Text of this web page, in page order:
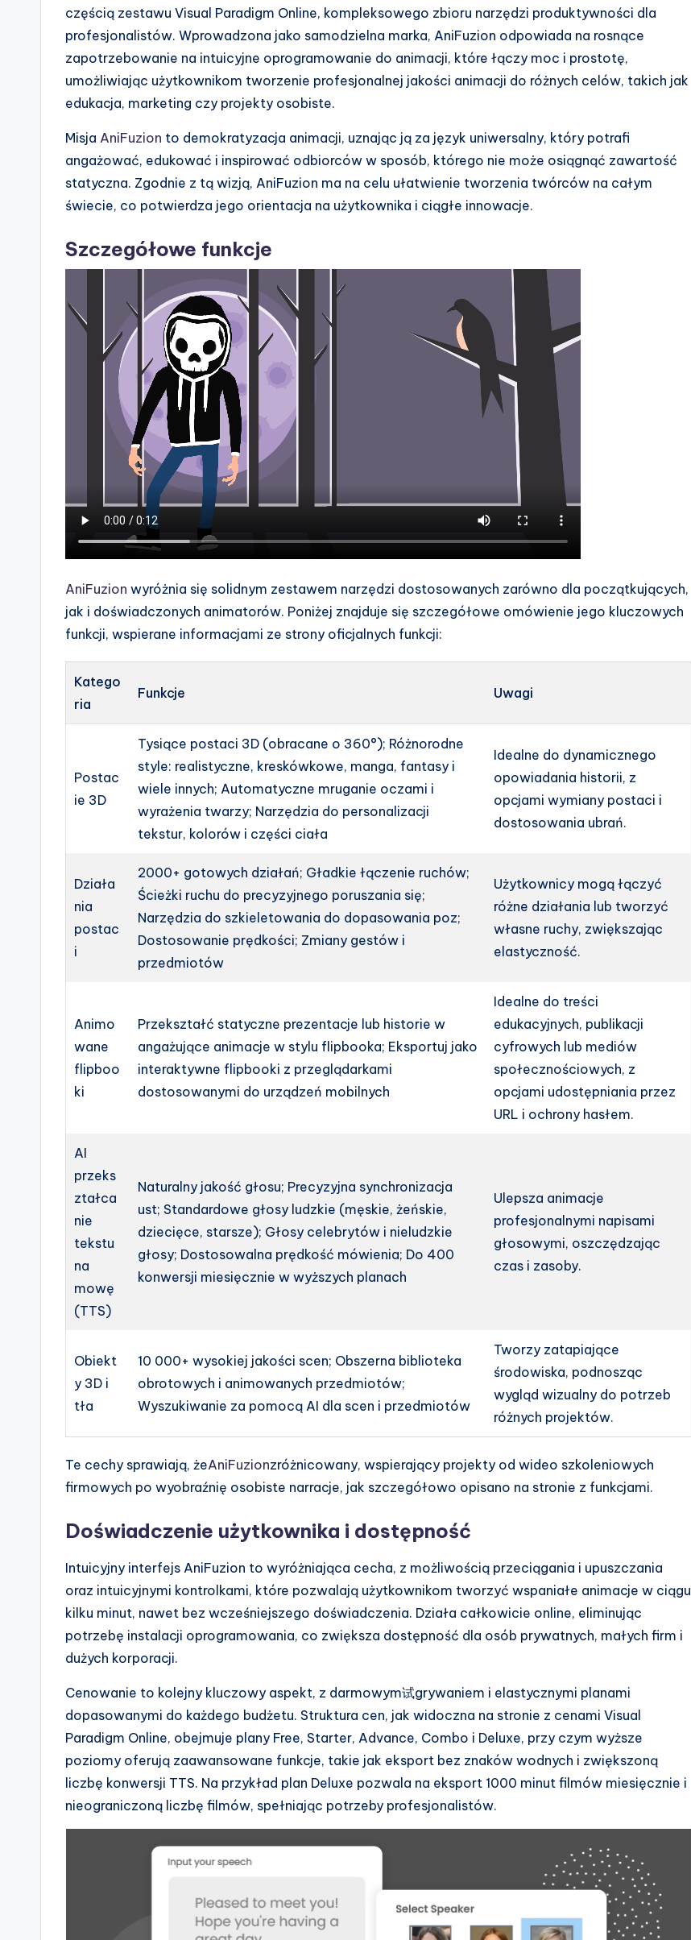
tr
częścią zestawu Visual Paradigm Online, kompleksowego zbioru narzędzi produktywności dla
profesjonalistów. Wprowadzona jako samodzielna marka, AniFuzion odpowiada na rosnące
zapotrzebowanie na intuicyjne oprogramowanie do animacji, które łączy moc i prostotę,
umożliwiając użytkownikom tworzenie profesjonalnej jakości animacji do różnych celów, takich jak
edukacja, marketing czy projekty osobiste.
Misja AniFuzion to demokratyzacja animacji, uznając ją za język uniwersalny, który potrafi
angażować, edukować i inspirować odbiorców w sposób, którego nie może osiągnąć zawartość
statyczna. Zgodnie z tą wizją, AniFuzion ma na celu ułatwienie tworzenia twórców na całym
świecie, co potwierdza jego orientacja na użytkownika i ciągłe innowacje.
Szczegółowe funkcje
AniFuzion wyróżnia się solidnym zestawem narzędzi dostosowanych zarówno dla początkujących,
jak i doświadczonych animatorów. Poniżej znajduje się szczegółowe omówienie jego kluczowych
funkcji, wspierane informacjami ze strony oficjalnych funkcji:
Katego
ria
Funkcje Uwagi
Postac
ie 3D
Tysiące postaci 3D (obracane o 360°); Różnorodne
style: realistyczne, kreskówkowe, manga, fantasy i
wiele innych; Automatyczne mruganie oczami i
wyrażenia twarzy; Narzędzia do personalizacji
tekstur, kolorów i części ciała
Idealne do dynamicznego
opowiadania historii, z
opcjami wymiany postaci i
dostosowania ubrań.
Działa
nia
postac
i
2000+ gotowych działań; Gładkie łączenie ruchów;
Ścieżki ruchu do precyzyjnego poruszania się;
Narzędzia do szkieletowania do dopasowania poz;
Dostosowanie prędkości; Zmiany gestów i
przedmiotów
Użytkownicy mogą łączyć
różne działania lub tworzyć
własne ruchy, zwiększając
elastyczność.
Animo
wane
flipboo
ki
Przekształć statyczne prezentacje lub historie w
angażujące animacje w stylu flipbooka; Eksportuj jako
interaktywne flipbooki z przeglądarkami
dostosowanymi do urządzeń mobilnych
Idealne do treści
edukacyjnych, publikacji
cyfrowych lub mediów
społecznościowych, z
opcjami udostępniania przez
URL i ochrony hasłem.
AI
przeks
ztałca
nie
tekstu
na
mowę
(TTS)
Naturalny jakość głosu; Precyzyjna synchronizacja
ust; Standardowe głosy ludzkie (męskie, żeńskie,
dziecięce, starsze); Głosy celebrytów i nieludzkie
głosy; Dostosowalna prędkość mówienia; Do 400
konwersji miesięcznie w wyższych planach
Ulepsza animacje
profesjonalnymi napisami
głosowymi, oszczędzając
czas i zasoby.
Obiekt
y 3D i
tła
10 000+ wysokiej jakości scen; Obszerna biblioteka
obrotowych i animowanych przedmiotów;
Wyszukiwanie za pomocą AI dla scen i przedmiotów
Tworzy zatapiające
środowiska, podnosząc
wygląd wizualny do potrzeb
różnych projektów.
Te cechy sprawiają, żeAniFuzionzróżnicowany, wspierający projekty od wideo szkoleniowych
firmowych po wyobraźnię osobiste narracje, jak szczegółowo opisano na stronie z funkcjami.
Doświadczenie użytkownika i dostępność
Intuicyjny interfejs AniFuzion to wyróżniająca cecha, z możliwością przeciągania i upuszczania
oraz intuicyjnymi kontrolkami, które pozwalają użytkownikom tworzyć wspaniałe animacje w ciągu
kilku minut, nawet bez wcześniejszego doświadczenia. Działa całkowicie online, eliminując
potrzebę instalacji oprogramowania, co zwiększa dostępność dla osób prywatnych, małych firm i
dużych korporacji.
Cenowanie to kolejny kluczowy aspekt, z darmowym试grywaniem i elastycznymi planami
dopasowanymi do każdego budżetu. Struktura cen, jak widoczna na stronie z cenami Visual
Paradigm Online, obejmuje plany Free, Starter, Advance, Combo i Deluxe, przy czym wyższe
poziomy oferują zaawansowane funkcje, takie jak eksport bez znaków wodnych i zwiększoną
liczbę konwersji TTS. Na przykład plan Deluxe pozwala na eksport 1000 minut filmów miesięcznie i
nieograniczoną liczbę filmów, spełniając potrzeby profesjonalistów.